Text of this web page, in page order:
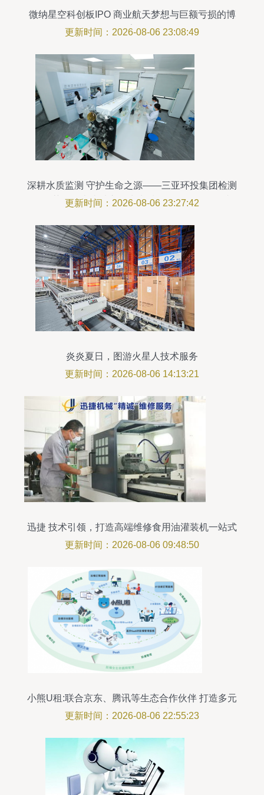
微纳星空科创板IPO 商业航天梦想与巨额亏损的博
弈
更新时间：2026-08-06 23:08:49
深耕水质监测 守护生命之源——三亚环投集团检测
公司获批海南省城市供水水质监测网三亚监测站
更新时间：2026-08-06 23:27:42
炎炎夏日，图游火星人技术服务
更新时间：2026-08-06 14:13:21
迅捷 技术引领，打造高端维修食用油灌装机一站式
服务工厂
更新时间：2026-08-06 09:48:50
小熊U租:联合京东、腾讯等生态合作伙伴 打造多元
化的DaaS服务生态
更新时间：2026-08-06 22:55:23